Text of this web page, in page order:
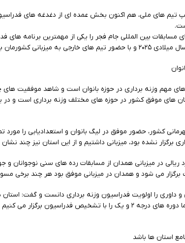
کمپ تیم های ملی، هم اکنون بخش عمده ای از دغدغه های
مسابقات بین المللی جام فجر را یکی از مهمترین برنامه های
کشورمان برگزار شود.
های مهم وزنه برداری در حوزه بانوان است و شاهد موفقیت
های موفق کشور در حوزه های مختلف وزنه برداری است و
کشور، حضور موفق در لیگ بانوان و استعدادیابی را مورد
برگزار نشده بود، میزبانی داشتیم و از این استان نیز چند
با اشاره به رقم ۱۶ میلیارد ریالی در میزبانی همدان از مسابقات رده های سنی
برگزار می شود و همدان در میزبانی موفق بود هر چند برخی
و داوری را اولویت فدراسیون وزنه برداری دانست و گفت:
برداری را درخواست کنند، موافقت اما دوره های درجه ۲ و یک را با تشخیص
استان ها باشد